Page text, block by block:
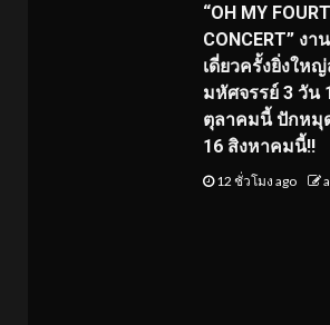
“OH MY
CONCERT” ง
เดี่ยวครั้งยิ่งให
มหัศจรรย์ 3 วัน
ตุลาคมนี้ ปักหมุ
16 สิงหาคมนี้!!
12 ชั่วโมง ago